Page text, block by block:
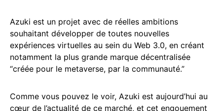
Azuki est un projet avec de réelles ambitions
souhaitant développer de toutes nouvelles
expériences virtuelles au sein du Web 3.0, en créant
notamment la plus grande marque décentralisée
“créée pour le metaverse, par la communauté.”
Comme vous pouvez le voir, Azuki est aujourd’hui au
cœur de l’actualité de ce marché, et cet engouement